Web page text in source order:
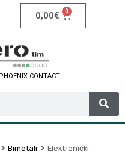
0,00€ 0
CHNEIDE R
CONTACT
Bimetali
Elektronički